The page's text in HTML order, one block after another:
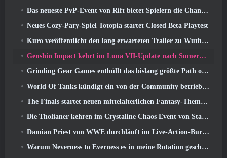
Das neueste PvP-Event von Rift bietet Spielern die Chance, bis zu zu gewinnen 4000 Credits und ein neuer Titel
Neues Cozy-Pary-Spiel Totopia startet Closed Beta Playtest
Kuro veröffentlicht den lang erwarteten Trailer zu Wuthering Waves Cyberpunk: Edgerunners Crossover
Genshin Impact kehrt im Luna VII-Update nach Sumeru zurück
Grinding Gear Games enthüllt das bislang größte Path of Exile II-Update, Rückkehr der Alten
World Of Tanks kündigt ein von der Community betriebenes WARRIORS-Turnier an
The Finals startet neuen mittelalterlichen Fantasy-Themenmodus „Dragon’s Claim“
Die Tholianer kehren im Crystaline Chaos Event von Star Trek Online zurück
Damian Priest von WWE durchläuft im Live-Action-Burst-Fest-Trailer von Delta Force eine Ausbildung im „The Loot Camp“.
Warum Neverness to Everness es in meine Rotation geschafft hat, Zur Zeit